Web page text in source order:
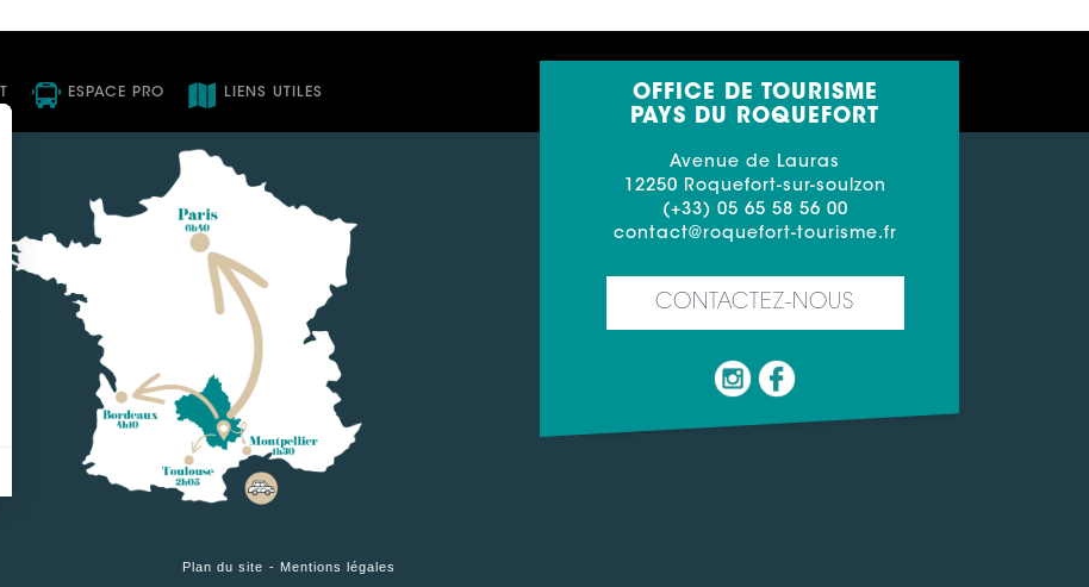
OFFICE DE TOURISME
PAYS DU ROQUEFORT
Avenue de Lauras
12250 Roquefort-sur-soulzon
(+33) 05 65 58 56 00
contact@roquefort-tourisme.fr
CONTACTEZ-NOUS
ESPACE PRO LIENS UTILES
Plan du site Mentions légales
vos paramètres de confidentialité, en garantissant la conformité avec les réglementations. Personnalisez vos